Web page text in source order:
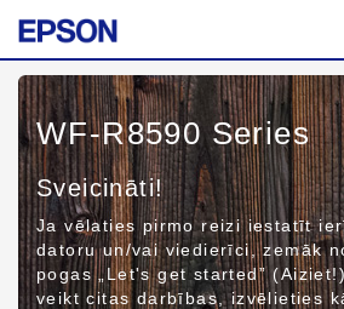
WF-R8590 Series
Sveicināti!
Ja vēlaties pirmo reizi iestatīt
datoru un/vai viedierīci, zemāk
pogas „Let's get started”
veikt citas darbības, izvēlieties